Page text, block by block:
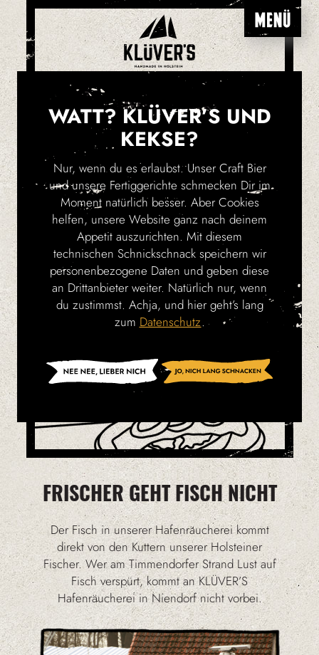
HAFENRÄUCHEREI
Ob Holsteiner oder Urlauber: Wenn es dich
am schönen Ostseestrand in Niendorf nach
einer deftig-frischen Fisch-Leckerei mit
einem zünftigen Bier gelüstet, dann bist du
hier genau richtig. Eine gute Grundlage für
ebenso zünftige Gespräche.
FRISCHER GEHT FISCH NICHT
Der Fisch in unserer Hafenräucherei kommt
direkt von den Kuttern unserer Holsteiner
Fischer. Wer am Timmendorfer Strand Lust auf
Fisch verspürt, kommt an KLÜVER’S
Hafenräucherei in Niendorf nicht vorbei.
WATT? KLÜVER’S UND
KEKSE?
Nur, wenn du es erlaubst. Unser Craft Bier
und unsere Fertiggerichte schmecken Dir im
Moment natürlich besser. Aber Cookies
helfen, unsere Website ganz nach deinem
Appetit auszurichten. Mit diesem
technischen Schnickschnack speichern wir
personenbezogene Daten und geben diese
an Drittanbieter weiter. Natürlich nur, wenn
du zustimmst. Achja, und hier geht’s lang
zum Datenschutz.